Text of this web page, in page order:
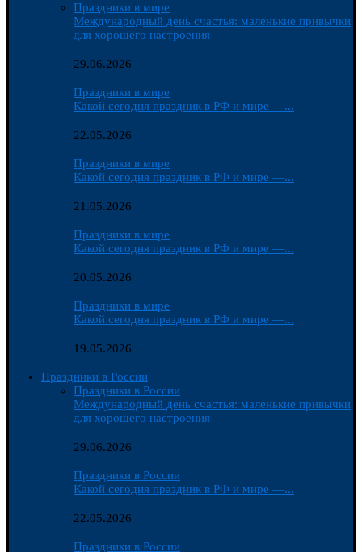
Праздники в мире
Международный день счастья: маленькие привычки
для хорошего настроения
29.06.2026
Праздники в мире
Какой сегодня праздник в РФ и мире —...
22.05.2026
Праздники в мире
Какой сегодня праздник в РФ и мире —...
21.05.2026
Праздники в мире
Какой сегодня праздник в РФ и мире —...
20.05.2026
Праздники в мире
Какой сегодня праздник в РФ и мире —...
19.05.2026
Праздники в России
Праздники в России
Международный день счастья: маленькие привычки
для хорошего настроения
29.06.2026
Праздники в России
Какой сегодня праздник в РФ и мире —...
22.05.2026
Праздники в России